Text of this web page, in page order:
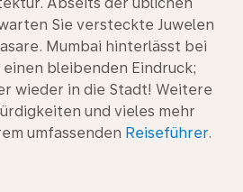
Sie versteckte Juwelen
Mumbai hinterlässt bei
einen bleibenden Eindruck;
wieder in die Stadt! Weitere
und vieles mehr
umfassenden Reiseführer.